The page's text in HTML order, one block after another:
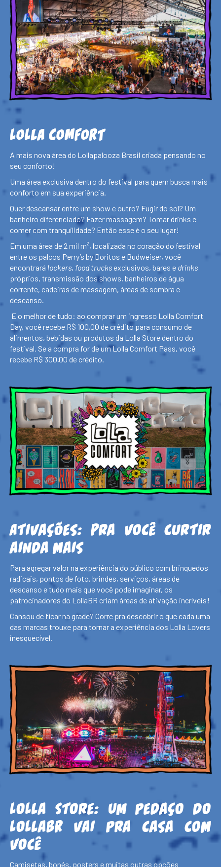
LOLLA COMFORT
A mais nova área do Lollapalooza Brasil criada pensando no
seu conforto!
Uma área exclusiva dentro do festival para quem busca mais
conforto em sua experiência.
Quer descansar entre um show e outro? Fugir do sol? Um
banheiro diferenciado? Fazer massagem? Tomar drinks e
comer com tranquilidade? Então esse é o seu lugar!
Em uma área de 2 mil m², localizada no coração do festival
entre os palcos Perry’s by Doritos e Budweiser, você
encontrará lockers, food trucksexclusivos, bares e drinks
próprios, transmissão dos shows, banheiros de água
corrente, cadeiras de massagem, áreas de sombra e
descanso.
E o melhor de tudo: ao comprar um ingresso Lolla Comfort
Day, você recebe R$ 100,00 de crédito para consumo de
alimentos, bebidas ou produtos da Lolla Store dentro do
festival. Se a compra for de um Lolla Comfort Pass, você
recebe R$ 300,00 de crédito.
Ativações: Pra você curtir
ainda mais
Para agregar valor na experiência do público com brinquedos
radicais, pontos de foto, brindes, serviços, áreas de
descanso e tudo mais que você pode imaginar, os
patrocinadores do LollaBR criam áreas de ativação incríveis!
Cansou de ficar na grade? Corre pra descobrir o que cada uma
das marcas trouxe para tornar a experiência dos Lolla Lovers
inesquecível.
Lolla Store: Um pedaço do
LollaBR vai pra casa com
você
Camisetas, bonés, posters e muitas outras opções